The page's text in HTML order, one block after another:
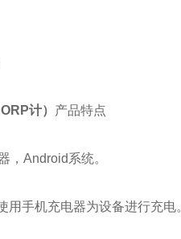
计） 产品特点
Android系统。
手机充电器为设备进行充电